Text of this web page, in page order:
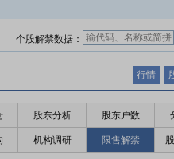
个股解禁数据：
行情
股东分析 股东户数
机构调研 限售解禁